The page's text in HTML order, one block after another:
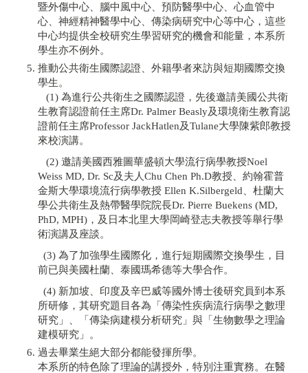
暨外傷中心、腦中風中心、預防醫學中心、心血管中
心、神經精神醫學中心、傳染病研究中心等中心，這些
中心均提供全校研究生學習研究的機會和能量，本系所
學生亦不例外。
推動公共衛生國際認證、外籍學者來訪與短期國際交換
學生。
(1) 為進行公共衛生之國際認證，先後邀請美國公共衛
生教育認證前任主席Dr. Palmer Beasly及環境衛生教育認
證前任主席Professor JackHatlen及Tulane大學陳紫郎教授
來校演講。
(2) 邀請美國西雅圖華盛頓大學流行病學教授Noel
Weiss MD, Dr. Sc及夫人Chu Chen Ph.D教授、約翰霍普
金斯大學環境流行病學教授 Ellen K.Silbergeld、杜蘭大
學公共衛生及熱帶醫學院院長Dr. Pierre Buekens (MD,
PhD, MPH)，及日本北里大學岡崎登志夫教授等舉行學
術演講及座談。
(3) 為了加強學生國際化，進行短期國際交換學生，目
前已與美國杜蘭、泰國瑪希德等大學合作。
(4) 新加坡、印度及辛巴威等國外博士後研究員到本系
所研修，其研究題目各為「傳染性疾病流行病學之數理
研究」、「傳染病建模分析研究」與「生物數學之理論
建模研究」。
過去畢業生絕大部分都能發揮所學。
本系所的特色除了理論的講授外，特別注重實務。在醫